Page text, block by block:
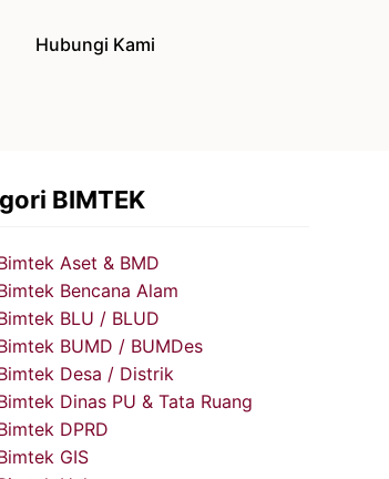
Hubungi Kami
BIMTEK
Aset & BMD
Bencana Alam
BLU / BLUD
BUMD / BUMDes
Desa / Distrik
Dinas PU & Tata Ruang
DPRD
GIS